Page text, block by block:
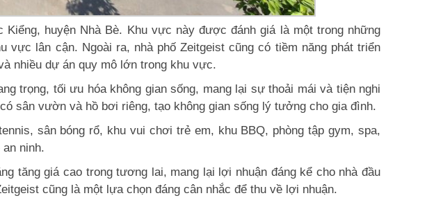
huyện Nhà Bè. Khu vực này được đánh giá là một trong những
lân cận. Ngoài ra, nhà phố Zeitgeist cũng có tiềm năng phát triển
nhiều dự án quy mô lớn trong khu vực.
trọng, tối ưu hóa không gian sống, mang lại sự thoải mái và tiện nghi
sân vườn và hồ bơi riêng, tạo không gian sống lý tưởng cho gia đình.
sân bóng rổ, khu vui chơi trẻ em, khu BBQ, phòng tập gym, spa,
ninh.
tăng giá cao trong tương lai, mang lại lợi nhuận đáng kể cho nhà đầu
cũng là một lựa chọn đáng cân nhắc để thu về lợi nhuận.